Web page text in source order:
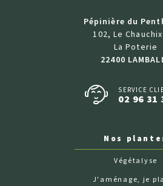
Pépinière du
102, Le
La Poterie
22400
SERVICE
02 96 31
Nos
Végétalyse
J'aménage, je